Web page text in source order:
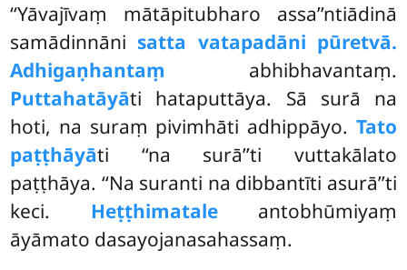
‘‘Yāvajīvaṃ mātāpitubharo assa’’ntiādinā
samādinnāni satta vatapadāni pūretvā.
Adhigaṇhantaṃ abhibhavantaṃ.
Puttahatāyāti hataputtāya. Sā surā na
hoti, na suraṃ pivimhāti adhippāyo. Tato
paṭṭhāyāti ‘‘na surā’’ti vuttakālato
paṭṭhāya. ‘‘Na suranti na dibbantīti asurā’’ti
keci. Heṭṭhimataleantobhūmiyaṃ
āyāmato dasayojanasahassaṃ.